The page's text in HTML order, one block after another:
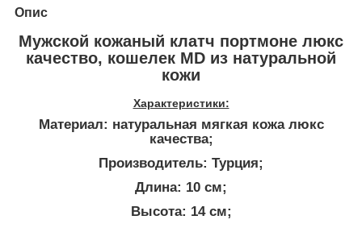
Опис
Мужской кожаный клатч портмоне люкс
качество, кошелек MD из натуральной
кожи
Характеристики:
Материал: натуральная мягкая кожа люкс
качества;
Производитель: Турция;
Длина: 10 см;
Высота: 14 см;